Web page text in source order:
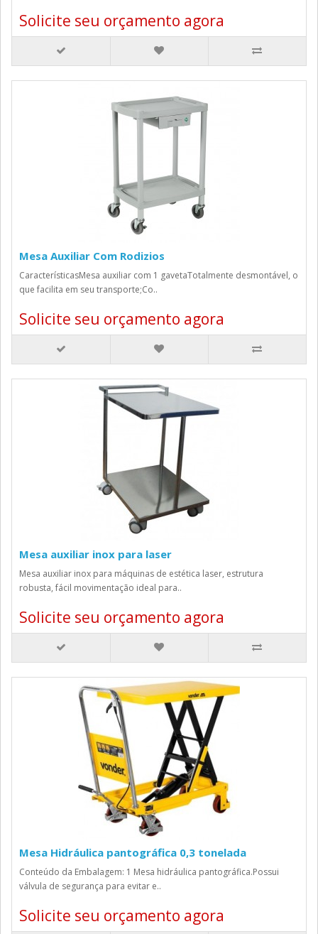
Solicite seu orçamento agora
Mesa Auxiliar Com Rodizios
CaracterísticasMesa auxiliar com 1 gavetaTotalmente desmontável, o
que facilita em seu transporte;Co..
Solicite seu orçamento agora
Mesa auxiliar inox para laser
Mesa auxiliar inox para máquinas de estética laser, estrutura
robusta, fácil movimentação ideal para..
Solicite seu orçamento agora
Mesa Hidráulica pantográfica 0,3 tonelada
Conteúdo da Embalagem: 1 Mesa hidráulica pantográfica.Possui
válvula de segurança para evitar e..
Solicite seu orçamento agora